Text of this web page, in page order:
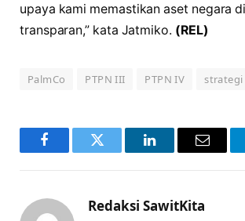
upaya kami memastikan aset negara
transparan,” kata Jatmiko. (REL)
PalmCo PTPN III PTPN IV strategi
FacebookTwitter LinkedInEmail
Redaksi SawitKita